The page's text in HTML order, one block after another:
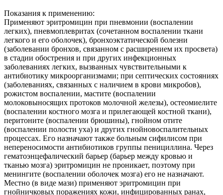
Показания к применению:
Применяют эритромицин при пневмонии (воспалении
легких), пневмоплевритах (сочетанном воспалении ткани
легкого и его оболочек), бронхоэктатической болезни
(заболевании бронхов, связанном с расширением их просвета)
в стадии обострения и при других инфекционных
заболеваниях легких, вызванных чувствительными к
антибиотику микроорганизмами; при септических состояниях
(заболеваниях, связанных с наличием в крови микробов),
рожистом воспалении, мастите (воспалении
молоковыносящих протоков молочной железы), остеомиелите
(воспалении костного мозга и прилегающей костной ткани),
перитоните (воспалении брюшины), гнойном отите
(воспалении полости уха) и других гнойновоспалительных
процессах. Его назначают также больным сифилисом при
непереносимости антибиотиков группы пенициллина. Через
гематоэнцефалический барьер (барьер между кровью и
тканью мозга) эритромицин не проникает, поэтому при
менингите (воспалении оболочек мозга) его не назначают.
Местно (в виде мази) применяют эритромицин при
гнойничковых поражениях кожи, инфицированных ранах,